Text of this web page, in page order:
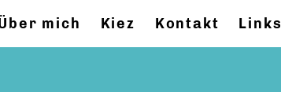
mich Kiez Kontakt Links